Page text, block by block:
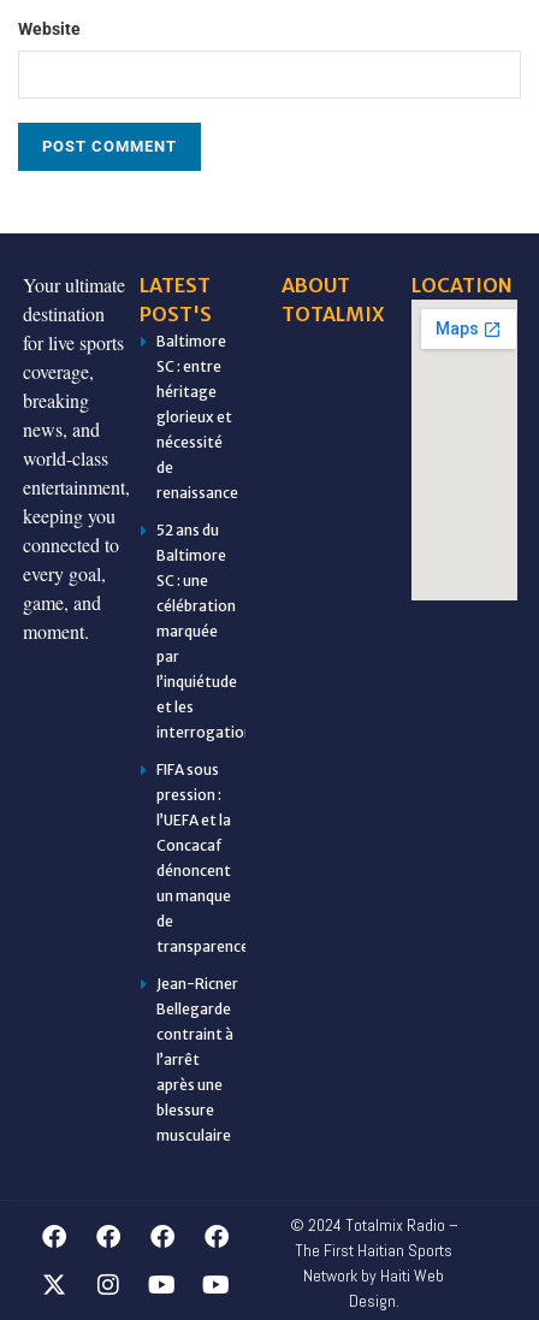
Website
Your ultimate
destination
for live sports
coverage,
breaking
news, and
world-class
entertainment,
keeping you
connected to
every goal,
game, and
moment.
LATEST
POST'S
Baltimore
SC : entre
héritage
glorieux et
nécessité
de
renaissance
52 ans du
Baltimore
SC : une
célébration
marquée
par
l’inquiétude
et les
interrogations
FIFA sous
pression :
l’UEFA et la
Concacaf
dénoncent
un manque
de
transparence
Jean-Ricner
Bellegarde
contraint à
l’arrêt
après une
blessure
musculaire
ABOUT
TOTALMIX
LOCATION
© 2024 Totalmix Radio –
The First Haitian Sports
Network by Haiti Web
Design.